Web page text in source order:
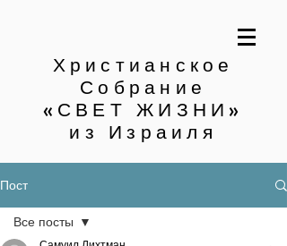
Христианское
Собрание
«СВЕТ ЖИЗНИ»
из Израиля
Пост
Все посты